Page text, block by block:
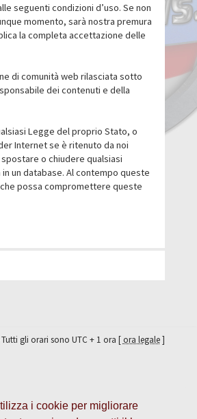
i cookie per migliorare
seguenti condizioni d’uso. Se non
momento, sarà nostra premura
la completa accettazione delle
di comunità web rilasciata sotto
dei contenuti e della
Legge del proprio Stato, o
Internet se è ritenuto da noi
o chiudere qualsiasi
un database. Al contempo queste
che possa compromettere queste
gli orari sono UTC + 1 ora [ora legale]